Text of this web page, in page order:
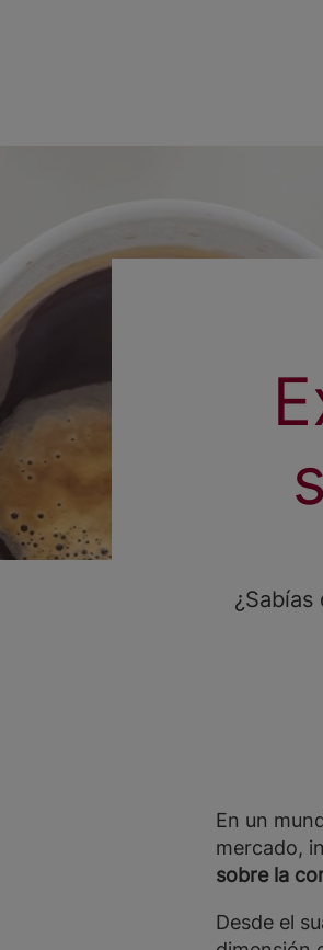
En un
mercado,
sobre la
Desde el